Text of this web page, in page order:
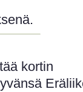
kortin